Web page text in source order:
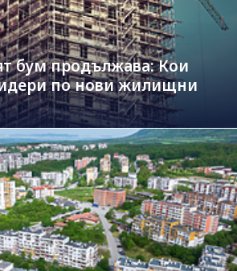
бум продължава: Кои
по нови жилищни